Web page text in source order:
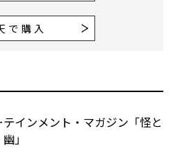
で購入
インメント・マガジン「怪と
幽」